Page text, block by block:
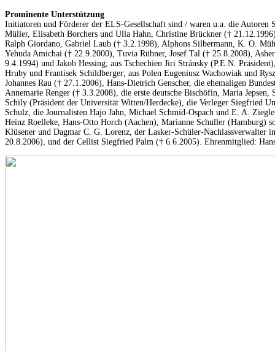
Prominente Unterstützung
Initiatoren und Förderer der ELS-Gesellschaft sind / waren u.a. die Autoren
Müller, Elisabeth Borchers und Ulla Hahn, Christine Brückner (†
Ralph Giordano, Gabriel Laub († 3.2.1998), Alphons Silbermann, K. O.
Yehuda Amichai († 22.9.2000), Tuvia Rübner, Josef Tal († 25.8.2008),
9.4.1994) und Jakob Hessing; aus Tschechien Jiri Stránsky (P.E.N.
Hruby und Frantisek Schildberger; aus Polen Eugeniusz Wachowiak und
Johannes Rau († 27.1.2006), Hans-Dietrich Genscher, die ehemaligen
Annemarie Renger († 3.3.2008), die erste deutsche Bischöfin, Maria
Schily (Präsident der Universität Witten/Herdecke), die Verleger Siegfried
Schulz, die Journalisten Hajo Jahn, Michael Schmid-Ospach und E. A.
Heinz Roelleke, Hans-Otto Horch (Aachen), Marianne Schuller (Hamburg)
Klüsener und Dagmar C. G. Lorenz, der Lasker-Schüler-Nachlassverwalter
20.8.2006), und der Cellist Siegfried Palm († 6.6.2005). Ehrenmitglied: